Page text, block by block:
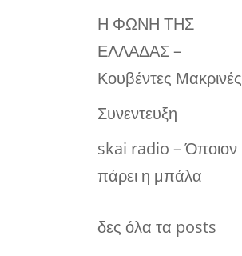
Η ΦΩΝΗ ΤΗΣ
ΕΛΛΑΔΑΣ –
Κουβέντες Μακρινές
Συνεντευξη
skai radio – Όποιον
πάρει η μπάλα
δες όλα τα posts